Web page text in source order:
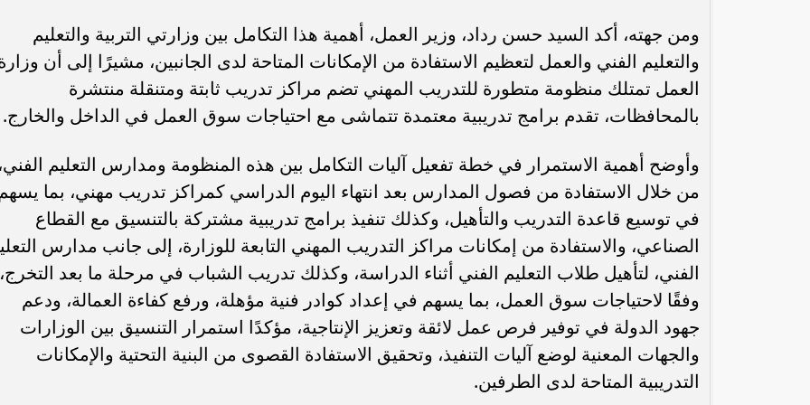
ومن جهته، أكد السيد حسن رداد، وزير العمل، أهمية هذا التكامل بين وزارتي التربية والتعليم
والتعليم الفني والعمل لتعظيم الاستفادة من الإمكانات المتاحة لدى الجانبين، مشيرًا إلى أن
العمل تمتلك منظومة متطورة للتدريب المهني تضم مراكز تدريب ثابتة ومتنقلة منتشرة
بالمحافظات، تقدم برامج تدريبية معتمدة تتماشى مع احتياجات سوق العمل في الداخل والخارج.
وأوضح أهمية الاستمرار في خطة تفعيل آليات التكامل بين هذه المنظومة ومدارس التعليم
من خلال الاستفادة من فصول المدارس بعد انتهاء اليوم الدراسي كمراكز تدريب مهني، بما
في توسيع قاعدة التدريب والتأهيل، وكذلك تنفيذ برامج تدريبية مشتركة بالتنسيق مع القطاع
الصناعي، والاستفادة من إمكانات مراكز التدريب المهني التابعة للوزارة، إلى جانب مدارس
الفني، لتأهيل طلاب التعليم الفني أثناء الدراسة، وكذلك تدريب الشباب في مرحلة ما بعد التخرج،
وفقًا لاحتياجات سوق العمل، بما يسهم في إعداد كوادر فنية مؤهلة، ورفع كفاءة العمالة، ودعم
جهود الدولة في توفير فرص عمل لائقة وتعزيز الإنتاجية، مؤكدًا استمرار التنسيق بين الوزارات
والجهات المعنية لوضع آليات التنفيذ، وتحقيق الاستفادة القصوى من البنية التحتية والإمكانات
التدريبية المتاحة لدى الطرفين.